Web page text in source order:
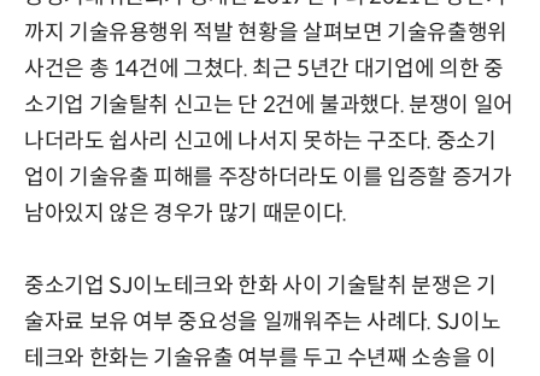
까지 기술유용행위 적발 현황을 살펴보면 기술유출행위
사건은 총 14건에 그쳤다. 최근 5년간 대기업에 의한 중
소기업 기술탈취 신고는 단 2건에 불과했다. 분쟁이 일어
나더라도 쉽사리 신고에 나서지 못하는 구조다. 중소기
업이 기술유출 피해를 주장하더라도 이를 입증할 증거가
남아있지 않은 경우가 많기 때문이다.
중소기업 SJ이노테크와 한화 사이 기술탈취 분쟁은 기
술자료 보유 여부 중요성을 일깨워주는 사례다. SJ이노
테크와 한화는 기술유출 여부를 두고 수년째 소송을 이